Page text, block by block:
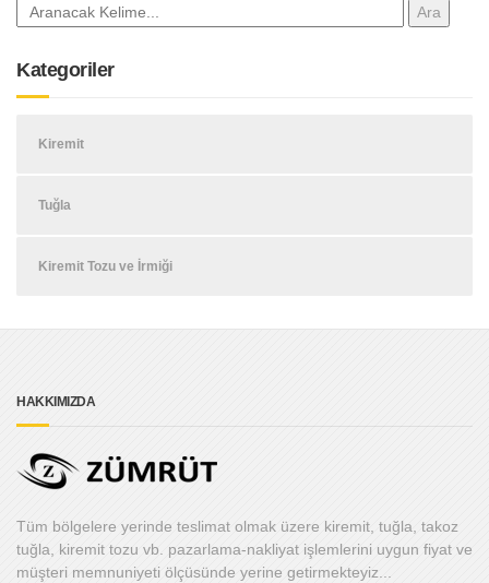
Kategoriler
Kiremit
Tuğla
Kiremit Tozu ve İrmiği
HAKKIMIZDA
Tüm bölgelere yerinde teslimat olmak üzere kiremit, tuğla, takoz
tuğla, kiremit tozu vb. pazarlama-nakliyat işlemlerini uygun fiyat ve
müşteri memnuniyeti ölçüsünde yerine getirmekteyiz...